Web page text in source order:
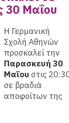
30 Μαΐου
Η Γερμανική
Σχολή Αθηνών
προσκαλεί την
Παρασκευή 30
Μαΐου στις
σε βραδιά
αποφοίτων της